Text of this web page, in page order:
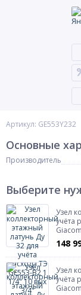
Артикул: GE553Y232
Основные
Производитель
Выберите
Узел
учёта
148
Узел
учёта